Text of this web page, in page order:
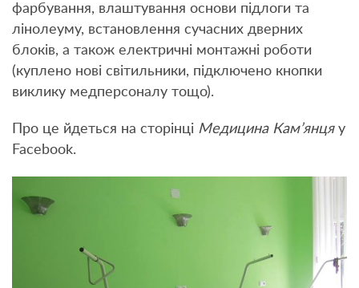
фарбування, влаштування основи підлоги та
лінолеуму, встановлення сучасних дверних
блоків, а також електричні монтажні роботи
(куплено нові світильники, підключено кнопки
виклику медперсоналу тощо).
Про це йдеться на сторінці Медицина Кам’янцяу
Facebook.